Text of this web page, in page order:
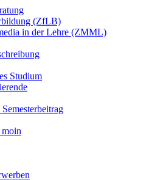
(ZfLB)
in der Lehre (ZMML)
Studium
moin